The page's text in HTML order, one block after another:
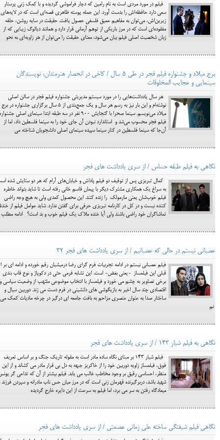
فیلم در مورد مردی است به نام رامین که دچار فراموشی گردیده و با کمک زنی پرستار
سعی دارد حافظه‌اش را بدست آورد. این جمله پوسته ظاهری قصه‌ای است که در لایه‌های
زیرین‌اش، می‌توان به مفاهیم عمیق فلسفی حصول یافت. حقیقت در سایه روشن، حلقه
مفقوده‌ای است که در مرز باریکی از توهم آرمانی قرار دارد و همانند دیالوگ زیبایی که از
زبان شخصیت اصلی فیلم بیان می‌شود، معنای حقیقت را می‌توان از هر زاویه‌ای به نحو
برج میلاد و جشنواره فیلم فجر در طی 5 سال / کاخی در انحصار هنرمندان، نویسندگان
سینمایی و عجایب المخلوقات
هر سال یادداشت‌هایی را در مورد سیستم مدیریتی جشنواره فیلم فجر در سالن اصلی
نوشته‌ام و این بار نیز به رسم هر سال و یک جمع‌بندی از 5 سال برگزاری جشنواره در برج
میلاد می‌نویسم. سینما صحرا با گنجایش 900 نفر در سه طبقه ابتدا سینمای اصلی
فیلم فجر محسوب می‌شد و استاندارد نبودن آن جای خود را به سینما فلسطین داد، اما از
آن‌جا که سینما فلسطین در کنار سینما سپیده سینمای اصلی دانشجویان شناخته می
نگاهی به فیلم طبقه حساس / از سری یادداشت های فجر
کمال تبریزی پس از توقیف دو فیلم پاداش و خیابان‌های آرام که هر دو ستایش شده
به سراغ یک همکاری مشترک دیگر با پیمان قاسم خانی رفته است تا شاید بتواند خاطره
فیلم خوب‌شان یعنی مارمولک را زنده کنند. این محصول کمدی ولی به هیچ وجه راضی
کننده نیست و در کل در کارنامه تبریزی حرفی برای گفتن ندارد. شاید عوامل فیلم از خندة
تماشاگران خود راضی باشند ولی آیا خنده ملاک یک فیلم خوب و بد است؟ ادامه مطلب
عصبانی نیستم در حالی که عصبانیم / از سری یادداشت های فجر 32
فيلم عصباني نيستم در ادامه تجربيات فرم گراي رضا درميشيان رقم خورده و ادامه اي بر
قبلي اين فيلمساز -یعنی بغض- است. اين تشابه فرمي حتي در دكوپاژ و نوع قاب بندي
برخي تصاوير به چشم مي خورد و فيلمساز با انتخاب موضوعي ملتهب از وضعيت سياسي و
اقتصادي چند سال اخير به بازيگوشي هاي دلنشيني در فرم دست مي زند. دوربين سيال و
ساختار صدا به عنوان عنصري مزاحم به بافت جامعه اي درگير در چرخه ماديات كمك مي
نم
نگاهی به فیلم شیار 143 / از سری یادداشت های فجر
فيلم شيار 143 بر مبناي نگاه ساده مادر است به مقوله تاريك جنگ و بر اساس تعريف
فوق، فيلمساز زاويه دوربين خود را از خاكريز جبهه به دل بي قرار مادر مي كشاند و از اين
منظر، احساسي رقيق بر وجود مخاطب غالب مي يابد. فيلم بيشتر از آن كه تداعي گر
شهيد باشد، دربرگيرنده قهرمان زني است كه در مرز ميان حس ناب مادرانه و سپردن فرزند
ميعادگاه رفتن به سر مي برد، اما فيلم به سرعت از اين دايره خارج گرديده
نگاهی فيلم شيفتگي ساخته علي زماني عصمتي / از سری یادداشت های فجر